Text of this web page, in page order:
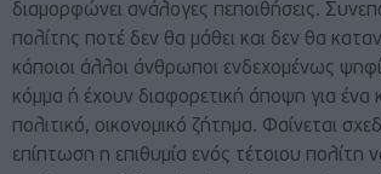
διαμορφώνει ανάλογες πεποιθήσεις.
πολίτης ποτέ δεν θα μάθει και δεν θα
κάποιοι άλλοι άνθρωποι ενδεχομένως
κόμμα ή έχουν διαφορετική άποψη για ένα
πολιτικό, οικονομικό ζήτημα. Φαίνεται
επίπτωση η επιθυμία ενός τέτοιου πολίτη